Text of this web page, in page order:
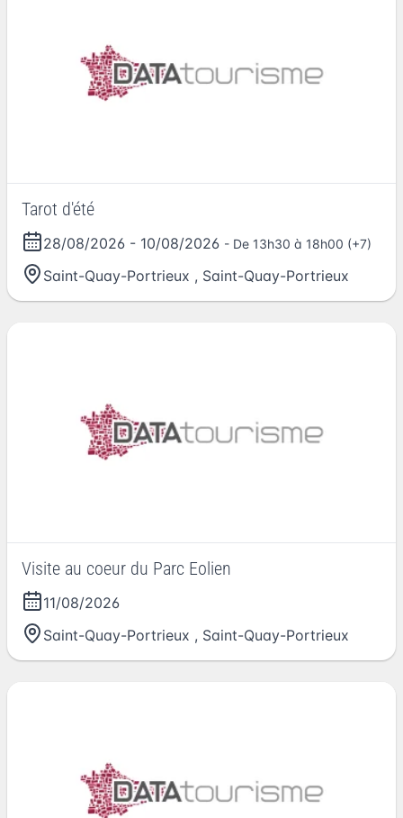
Tarot d'été
28/08/2026 - 10/08/2026 - De 13h30 à 18h00 (+7)
Saint-Quay-Portrieux , Saint-Quay-Portrieux
Visite au coeur du Parc Eolien
11/08/2026
Saint-Quay-Portrieux , Saint-Quay-Portrieux